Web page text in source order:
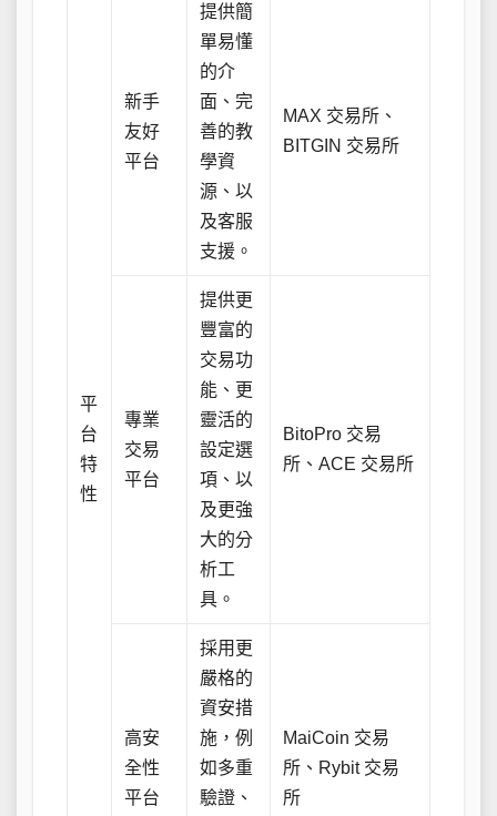
平
台
特
性
新手
友好
平台
提供簡
單易懂
的介
面、完
善的教
學資
源、以
及客服
支援。
MAX 交易所、
BITGIN 交易所
專業
交易
平台
提供更
豐富的
交易功
能、更
靈活的
設定選
項、以
及更強
大的分
析工
具。
BitoPro 交易
所、ACE 交易所
高安
全性
平台
採用更
嚴格的
資安措
施，例
如多重
驗證、
MaiCoin 交易
所、Rybit 交易
所